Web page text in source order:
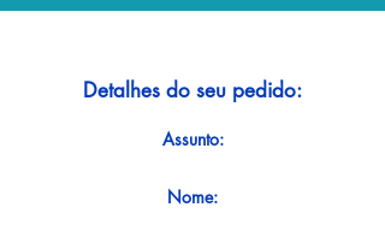
Detalhes do seu pedido:
Assunto:
Nome: